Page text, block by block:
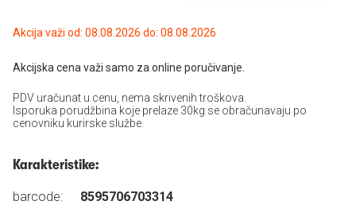
Akcija važi od: 08.08.2026 do: 08.08.2026
Akcijska cena važi samo za online poručivanje.
PDV uračunat u cenu, nema skrivenih troškova.
Isporuka porudžbina koje prelaze 30kg se obračunavaju po
cenovniku kurirske službe.
Karakteristike:
barcode:
8595706703314